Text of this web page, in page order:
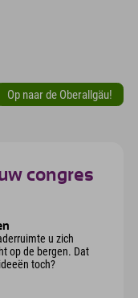
Op naar de Oberallgäu!
congres
u zich
op de bergen. Dat
toch?